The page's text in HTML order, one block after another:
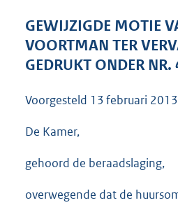
GEWIJZIGDE MOTIE
VOORTMAN TER
GEDRUKT ONDER NR.
Voorgesteld 13 februari 2013
De Kamer,
gehoord de beraadslaging,
overwegende dat de